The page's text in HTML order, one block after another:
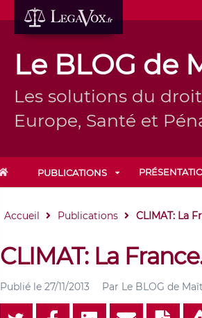
Le BLOG de
Les solutions du
Europe, Santé et
PUBLICATIONS
Accueil Publications CLIMAT: La
CLIMAT: La
Publié le 27/11/2013 Par Le BLOG de